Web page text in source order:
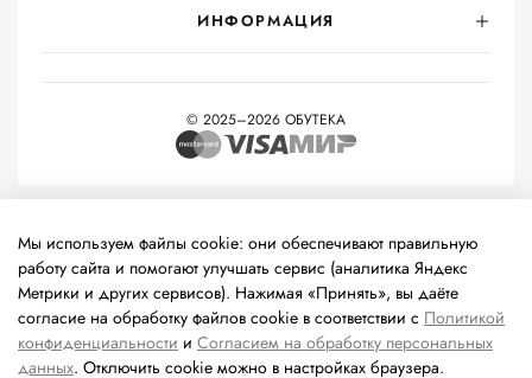
ИНФОРМАЦИЯ
© 2025–2026 ОБУТЕКА
технологии
(информационные технологии предоставления
информации на основе сбора, систематизации и анализа
сведений, относящихся к предпочтениям пользователей сети
«Интернет», находящихся на территории Российской
Федерации).
Мы используем файлы cookie: они обеспечивают правильную
работу сайта и помогают улучшать сервис (аналитика Яндекс
Метрики и других сервисов). Нажимая «Принять», вы даёте
согласие на обработку файлов cookie в соответствии с Политикой
конфиденциальности и Согласием на обработку персональных
данных. Отключить cookie можно в настройках браузера.